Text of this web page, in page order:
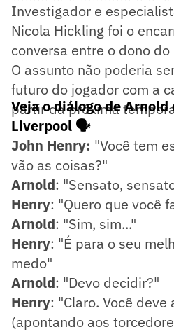
Investigador e
Nicola Hickling foi o
conversa entre o dono
O assunto não poderia
futuro do jogador com a
partir da próxima
Veja o diálogo de Arnold
Liverpool 🗣️
John Henry: "Você tem
vão as coisas?"
Arnold: "Sensato,
Henry: "Quero que você
Arnold: "Sim, sim..."
Henry: "É para o seu
medo"
Arnold: "Devo decidir?"
Henry: "Claro. Você deve
(apontando aos